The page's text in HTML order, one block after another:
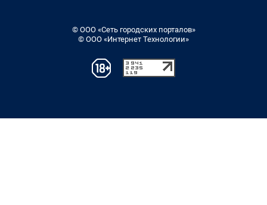
© ООО «Сеть городских порталов»
© ООО «Интернет Технологии»